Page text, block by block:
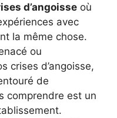
d’angoisse où
avec
la même chose.
ou
crises d’angoisse,
de
comprendre est un